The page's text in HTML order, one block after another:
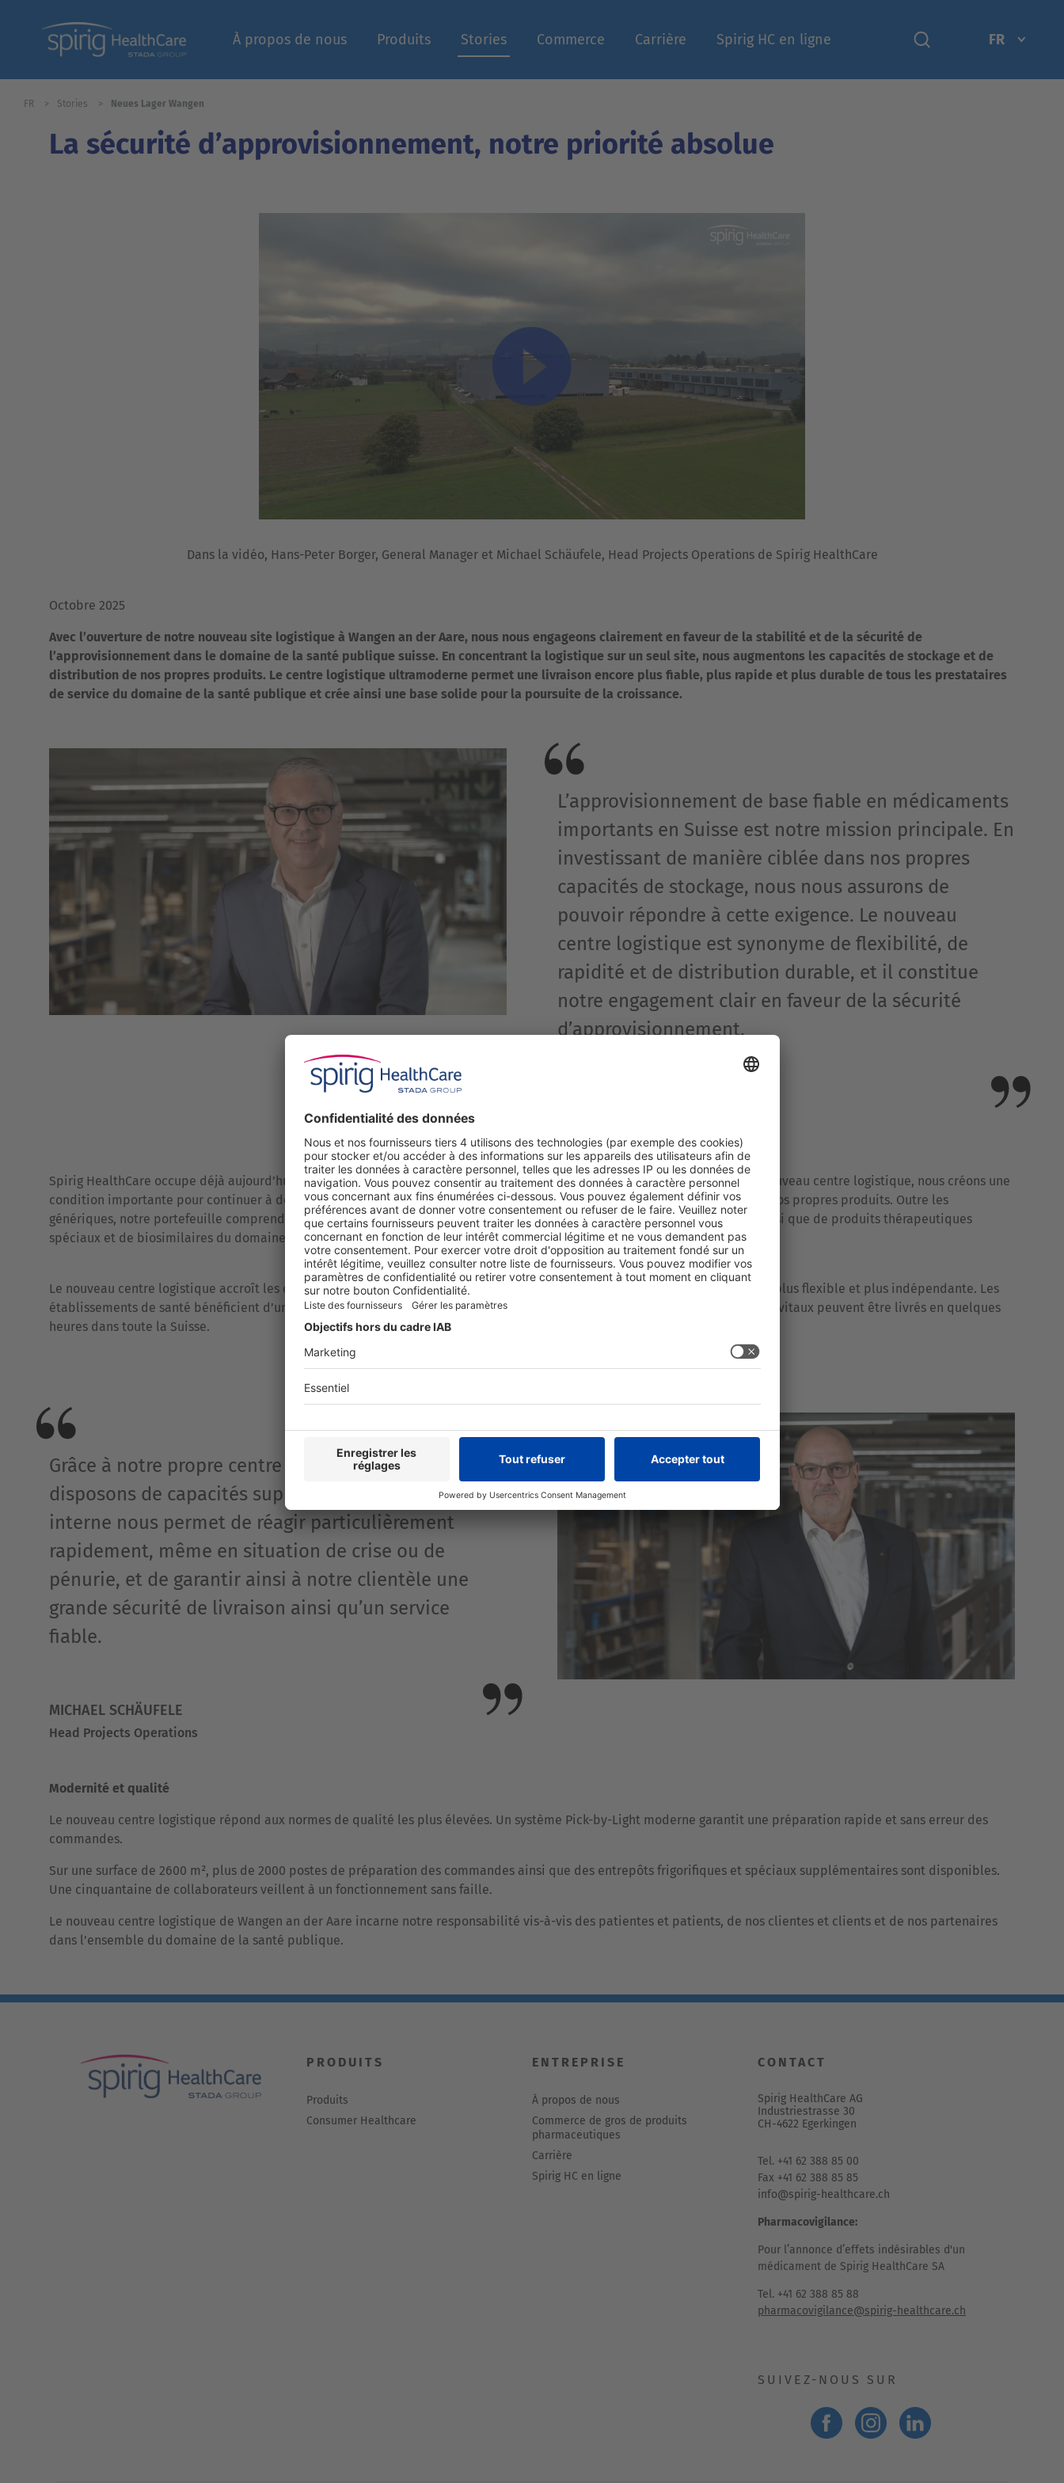
À propos de nous Produits Stories Commerce Carrière Spirig HC en ligne FR
FR Stories Neues Lager Wangen
La sécurité d’approvisionnement, notre priorité absolue
Dans la vidéo, Hans-Peter Borger, General Manager et Michael Schäufele, Head Projects Operations de Spirig HealthCare
Octobre 2025
Avec l’ouverture de notre nouveau site logistique à Wangen an der Aare, nous nous engageons clairement en faveur de la stabilité et de la sécurité de
l’approvisionnement dans le domaine de la santé publique suisse. En concentrant la logistique sur un seul site, nous augmentons les capacités de stockage et de
distribution de nos propres produits. Le centre logistique ultramoderne permet une livraison encore plus fiable, plus rapide et plus durable de tous les prestataires
de service du domaine de la santé publique et crée ainsi une base solide pour la poursuite de la croissance.
L’approvisionnement de base fiable en médicaments
importants en Suisse est notre mission principale. En
investissant de manière ciblée dans nos propres
capacités de stockage, nous nous assurons de
pouvoir répondre à cette exigence. Le nouveau
centre logistique est synonyme de flexibilité, de
rapidité et de distribution durable, et il constitue
notre engagement clair en faveur de la sécurité
d’approvisionnement.
Spirig HealthCare occupe déjà aujourd’hui la 3e place parmi les fournisseurs leaders sur le marché des génériques. Avec le nouveau centre logistique, nous créons une
condition importante pour continuer à développer cette position avec des taux de croissance supérieurs à la moyenne pour nos propres produits. Outre les
génériques, notre portefeuille comprend également un assortiment varié de produits Consumer Healthcare en vente libre ainsi que de produits thérapeutiques
spéciaux et de biosimilaires du domaine Specialty Care.
Le nouveau centre logistique accroît les capacités de stockage pour ses propres produits et rend la distribution globalement plus flexible et plus indépendante. Les
établissements de santé bénéficient d’un soutien, notamment en cas d’urgence: grâce à notre propre flotte, des médicaments vitaux peuvent être livrés en quelques
heures dans toute la Suisse.
Grâce à notre propre centre logistique, nous
disposons de capacités supplémentaires. La gestion
interne nous permet de réagir particulièrement
rapidement, même en situation de crise ou de
pénurie, et de garantir ainsi à notre clientèle une
grande sécurité de livraison ainsi qu’un service
fiable.
MICHAEL SCHÄUFELE
Head Projects Operations
Modernité et qualité
Le nouveau centre logistique répond aux normes de qualité les plus élevées. Un système Pick-by-Light moderne garantit une préparation rapide et sans erreur des
commandes.
Sur une surface de 2600 m², plus de 2000 postes de préparation des commandes ainsi que des entrepôts frigorifiques et spéciaux supplémentaires sont disponibles.
Une cinquantaine de collaborateurs veillent à un fonctionnement sans faille.
Le nouveau centre logistique de Wangen an der Aare incarne notre responsabilité vis-à-vis des patientes et patients, de nos clientes et clients et de nos partenaires
dans l’ensemble du domaine de la santé publique.
PRODUITS
Produits
Consumer Healthcare
ENTREPRISE
À propos de nous
Commerce de gros de produits
pharmaceutiques
Carrière
Spirig HC en ligne
CONTACT
Spirig HealthCare AG
Industriestrasse 30
CH-4622 Egerkingen
Tel. +41 62 388 85 00
Fax +41 62 388 85 85
info@spirig-healthcare.ch
Pharmacovigilance:
Pour l’annonce d’effets indésirables d'un
médicament de Spirig HealthCare SA
Tel. +41 62 388 85 88
pharmacovigilance@spirig-healthcare.ch
SUIVEZ-NOUS SUR